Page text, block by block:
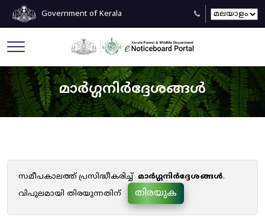
Government of Kerala
മാർഗ്ഗനിർദ്ദേശങ്ങൾ
സമീപകാലത്ത് പ്രസിദ്ധീകരിച്ച് മാർഗ്ഗനിർദ്ദേശങ്ങൾ.
വിപുലമായി തിരയുന്നതിന്
തിരയുക